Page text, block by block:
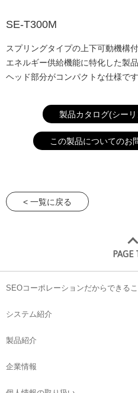
SE-T300M
スプリングタイプの上下可動機構
エネルギー供給機能に特化した製品
ヘッド部分がコンパクトな仕様です
製品カタログ(シー
この製品についてのお
< 一覧に戻る
PAGE
SEOコーポレーションだからできるこ
システム紹介
製品紹介
企業情報